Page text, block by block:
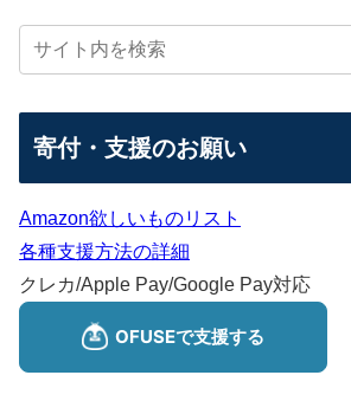
寄付・支援のお願い
Amazon欲しいものリスト
各種支援方法の詳細
クレカ/Apple Pay/Google Pay対応